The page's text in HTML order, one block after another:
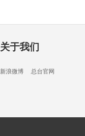
关于我们
新浪微博 总台官网